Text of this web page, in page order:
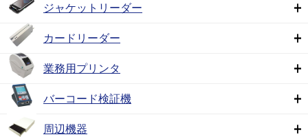
ジャケットリーダー
カードリーダー
業務用プリンタ
バーコード検証機
周辺機器